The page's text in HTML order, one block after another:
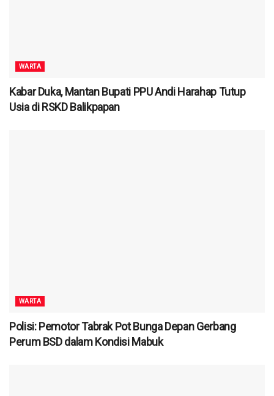
WARTA
Kabar Duka, Mantan Bupati PPU Andi Harahap Tutup
Usia di RSKD Balikpapan
WARTA
Polisi: Pemotor Tabrak Pot Bunga Depan Gerbang
Perum BSD dalam Kondisi Mabuk